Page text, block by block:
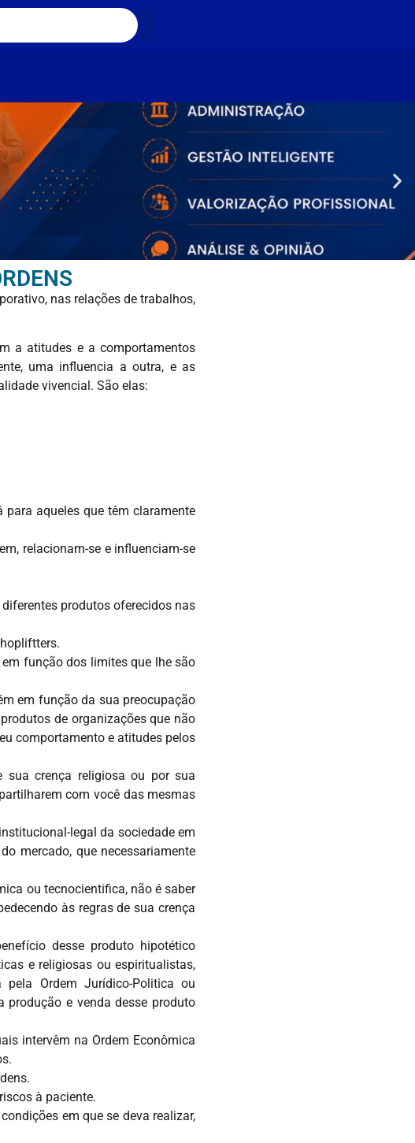
nas relações de trabalhos,
a atitudes e a comportamentos
uma influencia a outra, e as
vivencial. São elas:
aqueles que têm claramente
relacionam-se e influenciam-se
produtos oferecidos nas
função dos limites que lhe são
em função da sua preocupação
de organizações que não
comportamento e atitudes pelos
sua crença religiosa ou por sua
com você das mesmas
legal da sociedade em
mercado, que necessariamente
ou tecnocientifica, não é saber
às regras de sua crença
desse produto hipotético
e religiosas ou espiritualistas,
Ordem Jurídico-Politica ou
e venda desse produto
intervêm na Ordem Econômica
à paciente.
em que se deva realizar,